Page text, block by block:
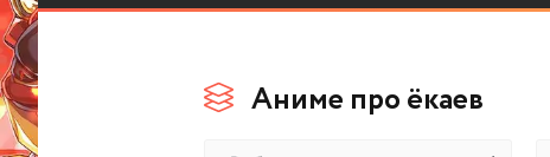
Аниме про ёкаев